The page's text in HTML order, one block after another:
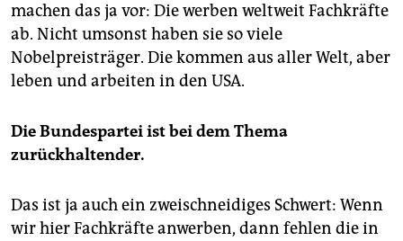
machen das ja vor: Die werben weltweit Fachkräfte
ab. Nicht umsonst haben sie so viele
Nobelpreisträger. Die kommen aus aller Welt, aber
leben und arbeiten in den USA.
Die Bundespartei ist bei dem Thema
zurückhaltender.
Das ist ja auch ein zweischneidiges Schwert: Wenn
wir hier Fachkräfte anwerben, dann fehlen die in